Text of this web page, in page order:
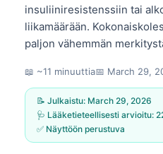
insuliiniresistenssiin tai
liikamäärään.
paljon vähemmän
📖 ~11 minuuttia📅 March 29,
📝 Julkaistu: March 29, 2026
🩺 Lääketieteellisesti arvioitu:
✅ Näyttöön perustuva